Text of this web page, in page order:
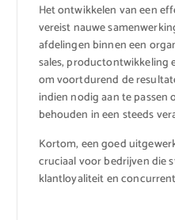
Het ontwikkelen van een
vereist nauwe
afdelingen binnen een
sales, productontwikkeling
om voortdurend de
indien nodig aan te
behouden in een steeds
Kortom, een goed
cruciaal voor bedrijven die
klantloyaliteit en